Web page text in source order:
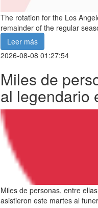
The rotation for the Los
remainder of the regular
Leer más
2026-08-08 01:27:54
Miles de
al legendario
Miles de personas, entre
asistieron este martes al